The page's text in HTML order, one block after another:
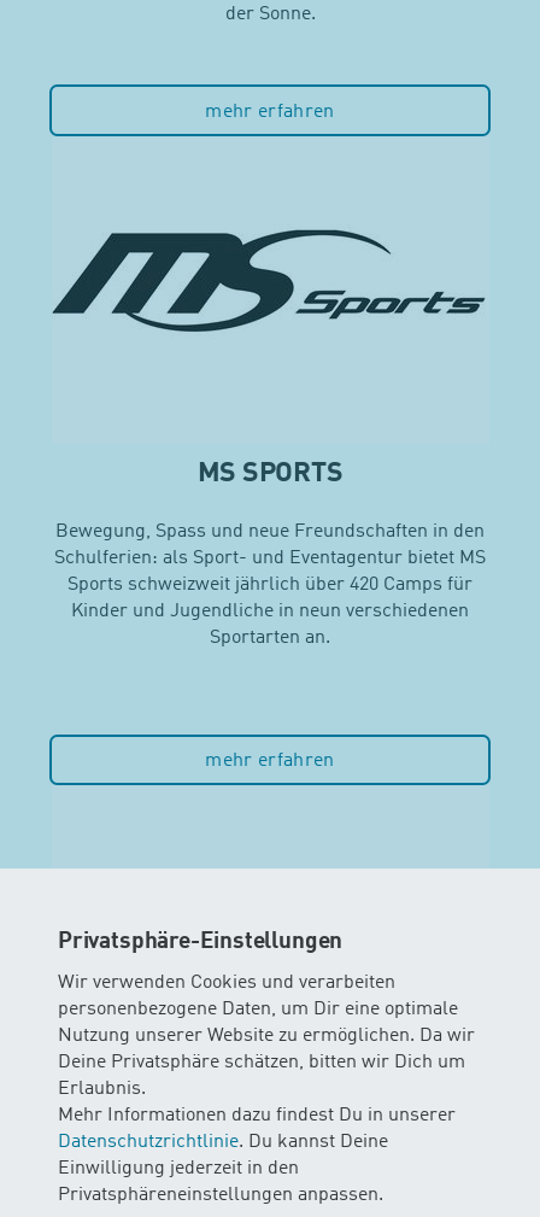
Privatsphäre-Einstellungen
Wir verwenden Cookies und verarbeiten
personenbezogene Daten, um Dir eine optimale
Nutzung unserer Website zu ermöglichen. Da wir
Deine Privatsphäre schätzen, bitten wir Dich um
Erlaubnis.
Mehr Informationen dazu findest Du in unserer
Datenschutzrichtlinie. Du kannst Deine
Einwilligung jederzeit in den
Privatsphäreneinstellungen anpassen.
der Sonne.
mehr erfahren
MS SPORTS
Bewegung, Spass und neue Freundschaften in den
Schulferien: als Sport- und Eventagentur bietet MS
Sports schweizweit jährlich über 420 Camps für
Kinder und Jugendliche in neun verschiedenen
Sportarten an.
mehr erfahren
BLINDENSCHULE ZOLLIKOFEN